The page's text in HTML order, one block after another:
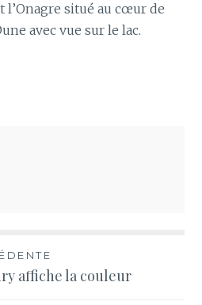
situé au cœur de
avec vue sur le lac.
affiche la couleur